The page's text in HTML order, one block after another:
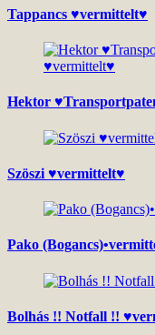
Tappancs ♥vermittelt♥
Hektor
Szöszi ♥vermittelt♥
Pako
Bolhás !! Notfall !!